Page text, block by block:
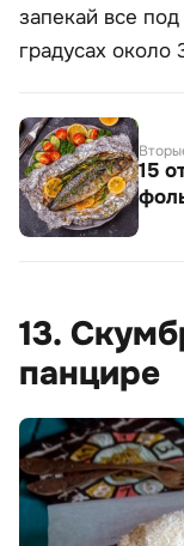
запекай все
градусах около
15
13.
панцире